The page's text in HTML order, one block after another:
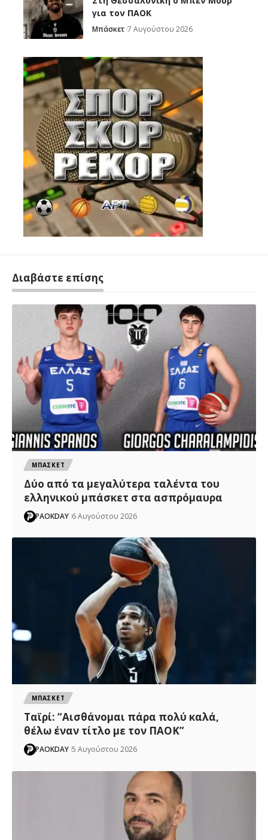
για τον ΠΑΟΚ
Μπάσκετ 7 Αυγούστου 2026
Διαβάστε επίσης
ΜΠΑΣΚΕΤ
Δύο από τα μεγαλύτερα ταλέντα του
ελληνικού μπάσκετ στα ασπρόμαυρα
PAOKDAY 6 Αυγούστου 2026
ΜΠΑΣΚΕΤ
Ταϊρί: “Αισθάνομαι πάρα πολύ καλά,
θέλω έναν τίτλο με τον ΠΑΟΚ”
PAOKDAY 5 Αυγούστου 2026